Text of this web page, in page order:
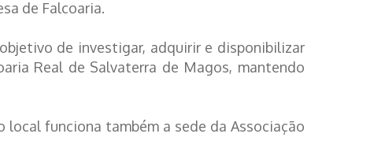
de Falcoaria.
de investigar, adquirir e disponibilizar
Real de Salvaterra de Magos, mantendo
local funciona também a sede da Associação